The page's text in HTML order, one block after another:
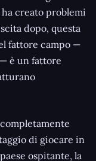
creato problemi
dopo, questa
fattore campo —
è un fattore
di giocare in
ospitante, la